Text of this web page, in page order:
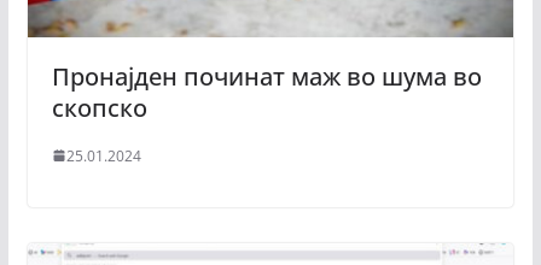
Пронајден починат маж во шума во
скопско
25.01.2024